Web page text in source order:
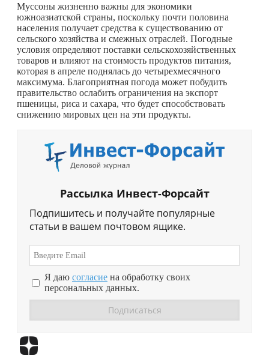
Муссоны жизненно важны для экономики
южноазиатской страны, поскольку почти половина
населения получает средства к существованию от
сельского хозяйства и смежных отраслей. Погодные
условия определяют поставки сельскохозяйственных
товаров и влияют на стоимость продуктов питания,
которая в апреле поднялась до четырехмесячного
максимума. Благоприятная погода может побудить
правительство ослабить ограничения на экспорт
пшеницы, риса и сахара, что будет способствовать
снижению мировых цен на эти продукты.
Рассылка Инвест-Форсайт
Подпишитесь и получайте популярные
статьи в вашем почтовом ящике.
Я даю согласие на обработку своих
персональных данных.